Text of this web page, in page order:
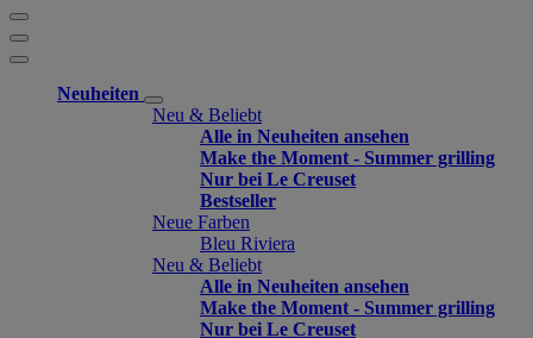
Neuheiten
Neu & Beliebt
Alle in Neuheiten ansehen
Make the Moment - Summer grilling
Nur bei Le Creuset
Bestseller
Neue Farben
Bleu Riviera
Neu & Beliebt
Alle in Neuheiten ansehen
Make the Moment - Summer grilling
Nur bei Le Creuset